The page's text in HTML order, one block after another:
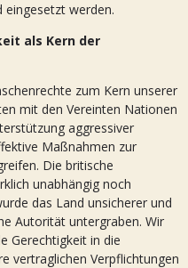
eingesetzt werden.
als Kern der
zum Kern unserer
mit den Vereinten Nationen
aggressiver
Maßnahmen zur
Die britische
unabhängig noch
das Land unsicherer und
Autorität untergraben. Wir
Gerechtigkeit in die
vertraglichen Verpflichtungen